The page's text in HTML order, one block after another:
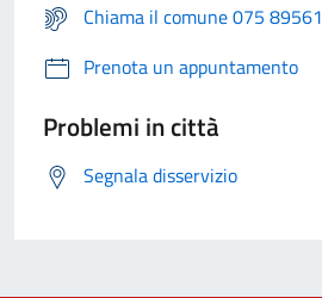
Chiama il comune 075 89561
Prenota un appuntamento
Problemi in città
Segnala disservizio